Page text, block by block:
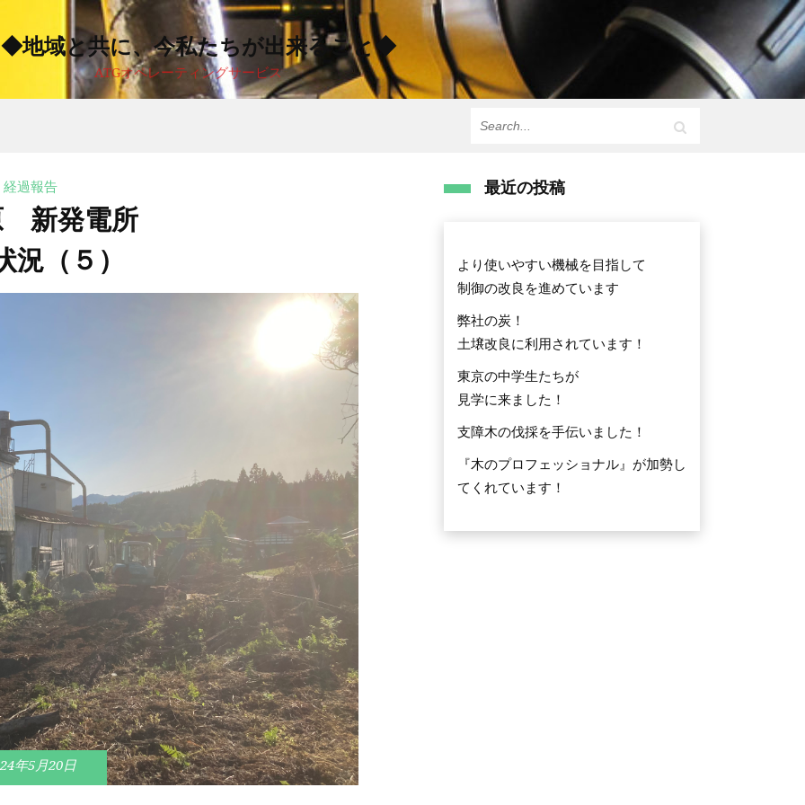
域と共に、今私たちが出来ること◆
ATGオペレーティングサービス
経過報告
新発電所
況（５）
年5月20日
最近の投稿
より使いやすい機械を目指して
制御の改良を進めています
弊社の炭！
土壌改良に利用されています！
東京の中学生たちが
見学に来ました！
支障木の伐採を手伝いました！
『木のプロフェッショナル』が加勢し
てくれています！